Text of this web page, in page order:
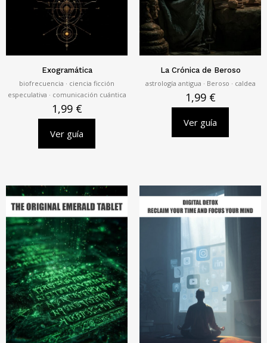
Exogramática
biofrecuencia · ciencia ficción
especulativa · comunicación cuántica
1,99 €
Ver guía
La Crónica de Beroso
astrología antigua · Beroso · caldea
1,99 €
Ver guía